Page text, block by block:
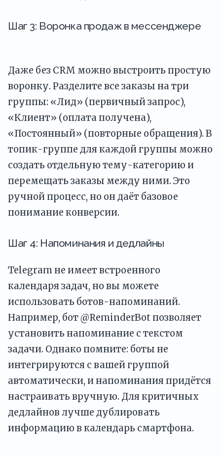
Шаг 3: Воронка продаж в мессенджере
Даже без CRM можно выстроить простую
воронку. Разделите все заказы на три
группы: «Лид» (первичный запрос),
«Клиент» (оплата получена),
«Постоянный» (повторные обращения). В
топик-группе для каждой группы можно
создать отдельную тему-категорию и
перемещать заказы между ними. Это
ручной процесс, но он даёт базовое
понимание конверсии.
Шаг 4: Напоминания и дедлайны
Telegram не имеет встроенного
календаря задач, но вы можете
использовать ботов-напоминаний.
Например, бот @ReminderBot позволяет
установить напоминание с текстом
задачи. Однако помните: боты не
интегрируются с вашей группой
автоматически, и напоминания придётся
настраивать вручную. Для критичных
дедлайнов лучше дублировать
информацию в календарь смартфона.